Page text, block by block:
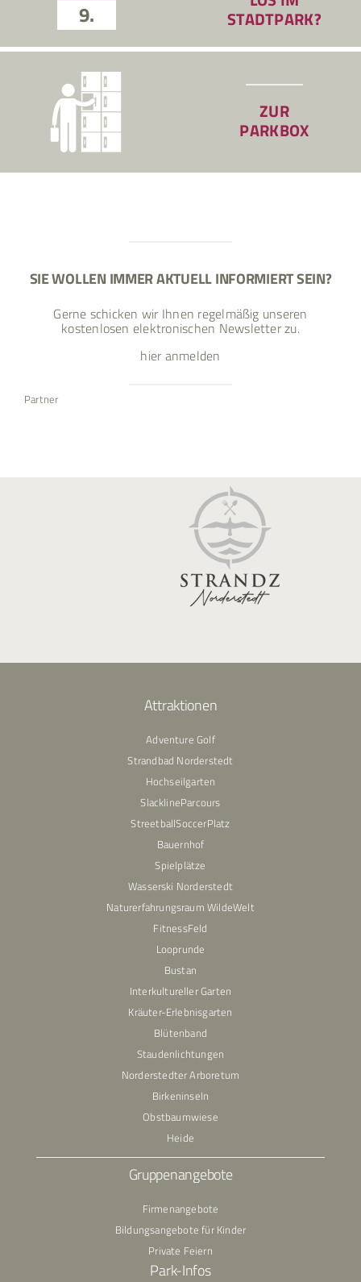
9. STADTPARK?
ZUR
PARKBOX
SIE WOLLEN IMMER AKTUELL INFORMIERT SEIN?
Gerne schicken wir Ihnen regelmäßig unseren
kostenlosen elektronischen Newsletter zu.
hier anmelden
Partner
Attraktionen
Adventure Golf
Strandbad Norderstedt
Hochseilgarten
SlacklineParcours
StreetballSoccerPlatz
Bauernhof
Spielplätze
Wasserski Norderstedt
Naturerfahrungsraum WildeWelt
FitnessFeld
Looprunde
Bustan
Interkultureller Garten
Kräuter-Erlebnisgarten
Blütenband
Staudenlichtungen
Norderstedter Arboretum
Birkeninseln
Obstbaumwiese
Heide
Gruppenangebote
Firmenangebote
Bildungsangebote für Kinder
Private Feiern
Park-Infos